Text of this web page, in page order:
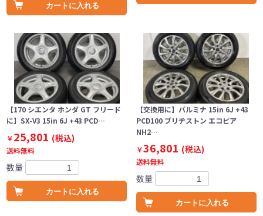
カートに入れる
【170 シエンタ ホンダ GT フリード
に】SX-V3 15in 6J +43 PCD…
￥25,801 (税込)
送料無料
数量
カートに入れる
【交換用に】バルミナ 15in 6J +43
PCD100 ブリヂストン エコピア
NH2…
￥36,801 (税込)
送料無料
数量
カートに入れる